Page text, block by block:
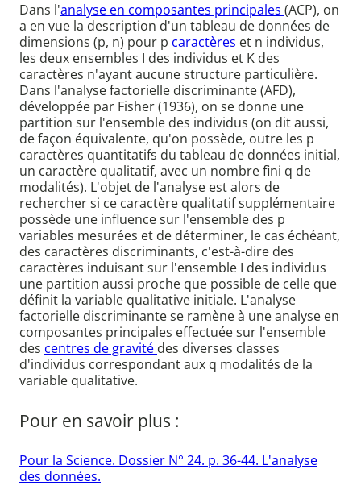
Dans l'analyse en composantes principales (ACP), on
a en vue la description d'un tableau de données de
dimensions (p, n) pour p caractères et n individus,
les deux ensembles I des individus et K des
caractères n'ayant aucune structure particulière.
Dans l'analyse factorielle discriminante (AFD),
développée par Fisher (1936), on se donne une
partition sur l'ensemble des individus (on dit aussi,
de façon équivalente, qu'on possède, outre les p
caractères quantitatifs du tableau de données initial,
un caractère qualitatif, avec un nombre fini q de
modalités). L'objet de l'analyse est alors de
rechercher si ce caractère qualitatif supplémentaire
possède une influence sur l'ensemble des p
variables mesurées et de déterminer, le cas échéant,
des caractères discriminants, c'est-à-dire des
caractères induisant sur l'ensemble I des individus
une partition aussi proche que possible de celle que
définit la variable qualitative initiale. L'analyse
factorielle discriminante se ramène à une analyse en
composantes principales effectuée sur l'ensemble
des centres de gravité des diverses classes
d'individus correspondant aux q modalités de la
variable qualitative.
Pour en savoir plus :
Pour la Science. Dossier N° 24. p. 36-44. L'analyse
des données.